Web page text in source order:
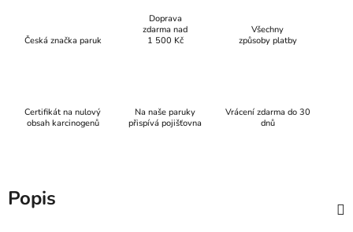
Česká značka paruk
Doprava
zdarma nad
1 500 Kč
Všechny
způsoby platby
Certifikát na nulový
obsah karcinogenů
Na naše paruky
přispívá pojišťovna
Vrácení zdarma do 30
dnů
Popis